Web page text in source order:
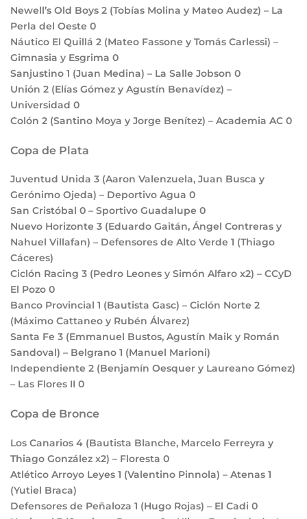
Newell’s Old Boys 2 (Tobías Molina y Mateo Audez) – La
Perla del Oeste 0
Náutico El Quillá 2 (Mateo Fassone y Tomás Carlessi) –
Gimnasia y Esgrima 0
Sanjustino 1 (Juan Medina) – La Salle Jobson 0
Unión 2 (Elías Gómez y Agustín Benavídez) –
Universidad 0
Colón 2 (Santino Moya y Jorge Benítez) – Academia AC 0
Copa de Plata
Juventud Unida 3 (Aaron Valenzuela, Juan Busca y
Gerónimo Ojeda) – Deportivo Agua 0
San Cristóbal 0 – Sportivo Guadalupe 0
Nuevo Horizonte 3 (Eduardo Gaitán, Ángel Contreras y
Nahuel Villafan) – Defensores de Alto Verde 1 (Thiago
Cáceres)
Ciclón Racing 3 (Pedro Leones y Simón Alfaro x2) – CCyD
El Pozo 0
Banco Provincial 1 (Bautista Gasc) – Ciclón Norte 2
(Máximo Cattaneo y Rubén Álvarez)
Santa Fe 3 (Emmanuel Bustos, Agustín Maik y Román
Sandoval) – Belgrano 1 (Manuel Marioni)
Independiente 2 (Benjamín Oesquer y Laureano Gómez)
– Las Flores II 0
Copa de Bronce
Los Canarios 4 (Bautista Blanche, Marcelo Ferreyra y
Thiago González x2) – Floresta 0
Atlético Arroyo Leyes 1 (Valentino Pinnola) – Atenas 1
(Yutiel Braca)
Defensores de Peñaloza 1 (Hugo Rojas) – El Cadi 0